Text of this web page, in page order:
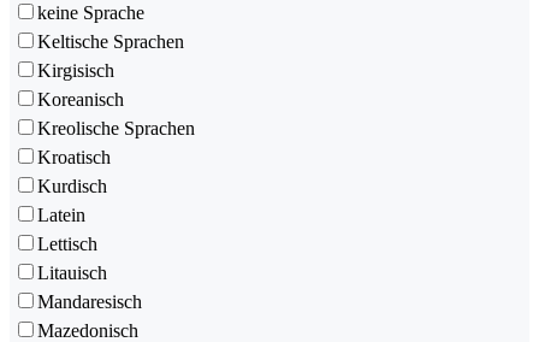
keine Sprache
Keltische Sprachen
Kirgisisch
Koreanisch
Kreolische Sprachen
Kroatisch
Kurdisch
Latein
Lettisch
Litauisch
Mandaresisch
Mazedonisch